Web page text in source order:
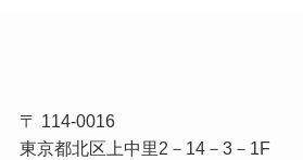
〒 114-0016
東京都北区上中里2－14－3－1F